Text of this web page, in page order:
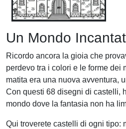
Un Mondo
Ricordo ancora la gioia che
perdevo tra i colori e le forme dei
matita era una nuova avventura,
Con questi 68 disegni di castelli,
mondo dove la fantasia non ha
Qui troverete castelli di ogni tipo: